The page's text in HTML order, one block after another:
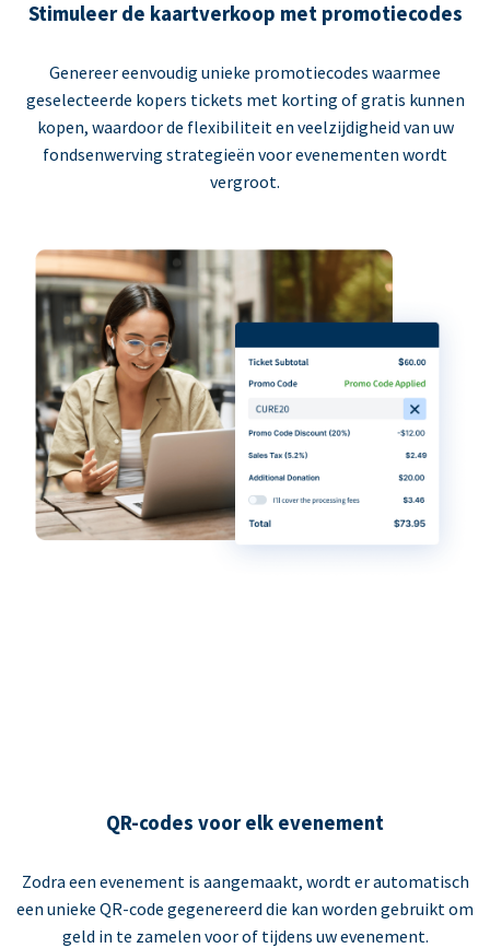
Stimuleer de kaartverkoop met promotiecodes
Genereer eenvoudig unieke promotiecodes waarmee
geselecteerde kopers tickets met korting of gratis kunnen
kopen, waardoor de flexibiliteit en veelzijdigheid van uw
fondsenwerving strategieën voor evenementen wordt
vergroot.
QR-codes voor elk evenement
Zodra een evenement is aangemaakt, wordt er automatisch
een unieke QR-code gegenereerd die kan worden gebruikt om
geld in te zamelen voor of tijdens uw evenement.